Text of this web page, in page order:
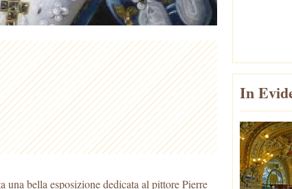
bella esposizione dedicata al pittore Pierre
In